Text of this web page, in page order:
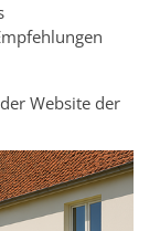
Website der